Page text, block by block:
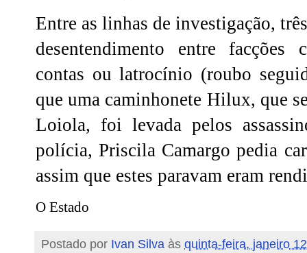
Entre as linhas de investigação,
desentendimento entre
contas ou latrocínio (roubo
que uma caminhonete Hilux, que
Loiola, foi levada pelos
polícia, Priscila Camargo pedia
assim que estes paravam eram
O Estado
Postado por Ivan Silva às quinta-feira, janeiro